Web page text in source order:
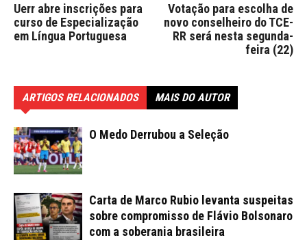
Uerr abre inscrições para
curso de Especialização
em Língua Portuguesa
Votação para escolha de
novo conselheiro do TCE-
RR será nesta segunda-
feira (22)
ARTIGOS RELACIONADOS MAIS DO AUTOR
O Medo Derrubou a Seleção
Carta de Marco Rubio levanta suspeitas
sobre compromisso de Flávio Bolsonaro
com a soberania brasileira